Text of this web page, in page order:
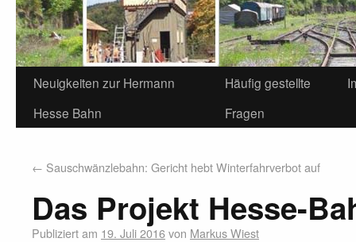
Neuigkeiten zur Hermann
Hesse Bahn
Häufig gestellte
Fragen
← Sauschwänzlebahn: Gericht hebt Winterfahrverbot auf
Das Projekt Hesse-
Publiziert am 19. Juli 2016von Markus Wiest